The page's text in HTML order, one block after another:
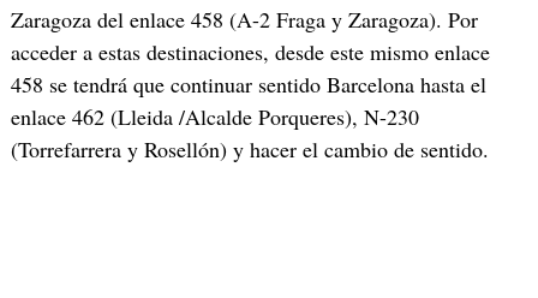
Zaragoza del enlace 458 (A-2 Fraga y Zaragoza). Por
acceder a estas destinaciones, desde este mismo enlace
458 se tendrá que continuar sentido Barcelona hasta el
enlace 462 (Lleida /Alcalde Porqueres), N-230
(Torrefarrera y Rosellón) y hacer el cambio de sentido.